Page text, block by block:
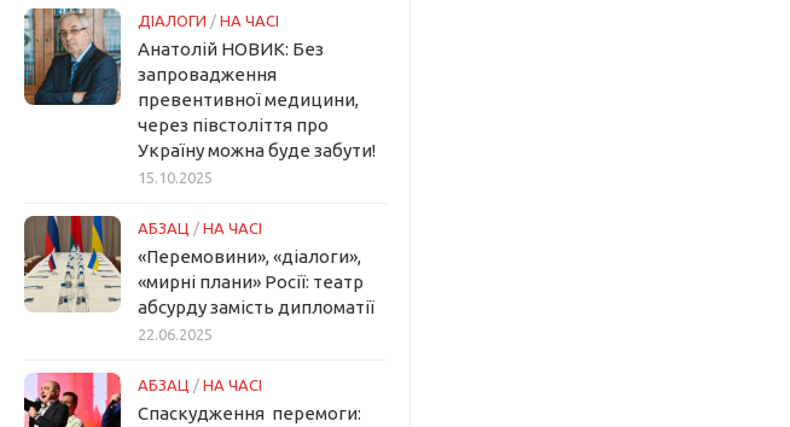
ДІАЛОГИ / НА ЧАСІ
Анатолій НОВИК: Без
запровадження
превентивної медицини,
через півстоліття про
Україну можна буде забути!
15.10.2025
АБЗАЦ / НА ЧАСІ
«Перемовини», «діалоги»,
«мирні плани» Росії: театр
абсурду замість дипломатії
22.06.2025
АБЗАЦ / НА ЧАСІ
Спаскудження перемоги: